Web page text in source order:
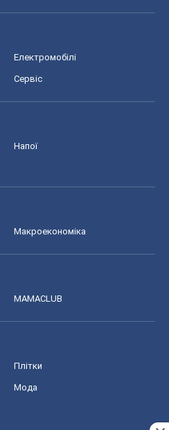
Електромобілі
Сервіс
Напої
Макроекономіка
MAMACLUB
Плітки
Мода